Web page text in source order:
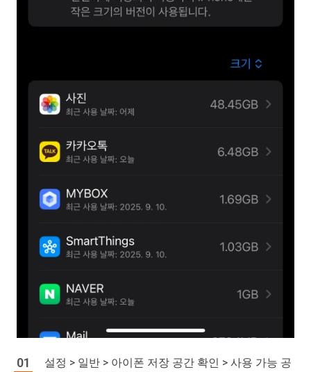
설정 > 일반 > 아이폰 저장 공간 확인 > 사용 가능 공